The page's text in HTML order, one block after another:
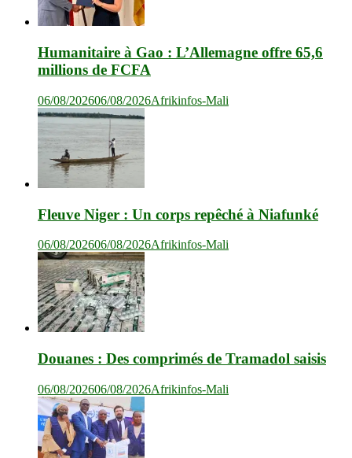
Humanitaire à Gao : L’Allemagne offre 65,6
millions de FCFA
06/08/202606/08/2026Afrikinfos-Mali
Fleuve Niger : Un corps repêché à Niafunké
06/08/202606/08/2026Afrikinfos-Mali
Douanes : Des comprimés de Tramadol saisis
06/08/202606/08/2026Afrikinfos-Mali